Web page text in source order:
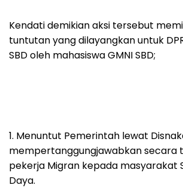
Kendati demikian aksi tersebut
tuntutan yang dilayangkan untuk
SBD oleh mahasiswa GMNI SBD;
1. Menuntut Pemerintah lewat
mempertanggungjawabkan secara
pekerja Migran kepada masyarakat
Daya.